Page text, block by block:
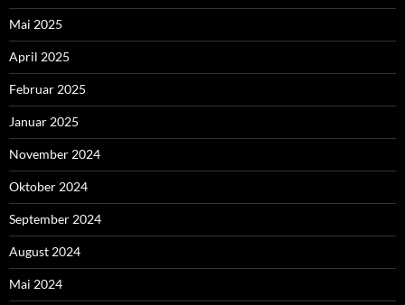
Mai 2025
April 2025
Februar 2025
Januar 2025
November 2024
Oktober 2024
September 2024
August 2024
Mai 2024